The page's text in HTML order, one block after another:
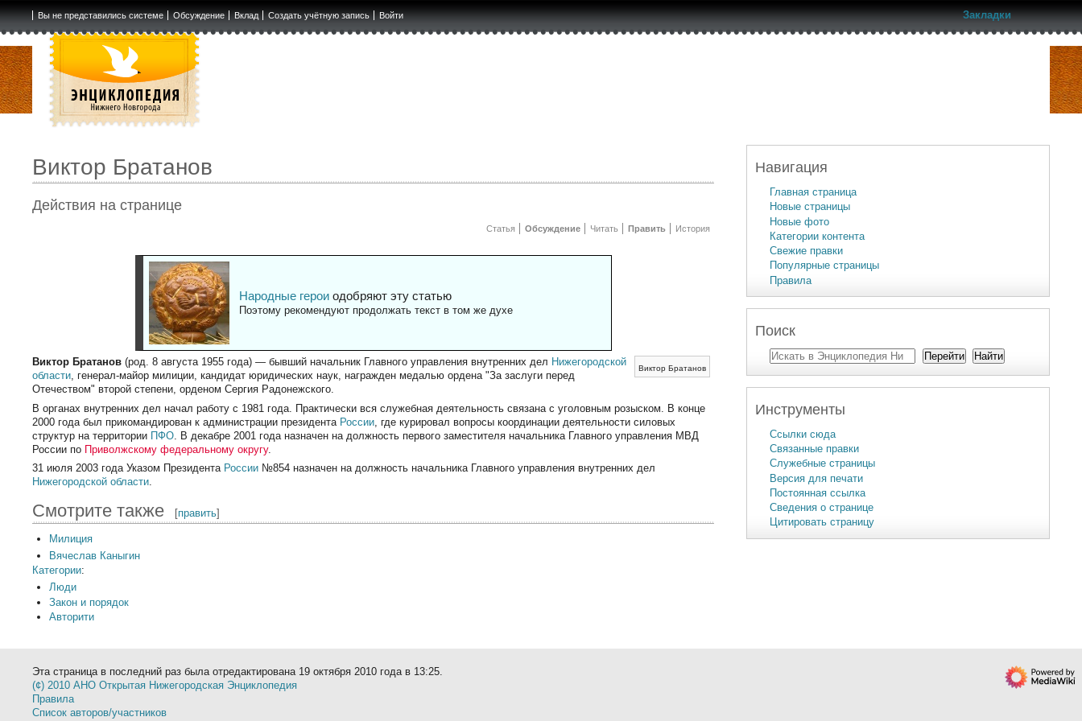
Вы не представились системе Обсуждение Вклад Создать учётную запись Войти Закладки
Виктор Братанов
Действия на странице
Статья Обсуждение Читать Править История
Народные героиодобряют эту статью
Поэтому рекомендуют продолжать текст в том же духе
Виктор Братанов
Виктор Братанов (род. 8 августа 1955 года) — бывший начальник Главного управления внутренних дел Нижегородской
области, генерал-майор милиции, кандидат юридических наук, награжден медалью ордена "За заслуги перед
Отечеством" второй степени, орденом Сергия Радонежского.
В органах внутренних дел начал работу с 1981 года. Практически вся служебная деятельность связана с уголовным розыском. В конце
2000 года был прикомандирован к администрации президента России , где курировал вопросы координации деятельности силовых
структур на территории ПФО . В декабре 2001 года назначен на должность первого заместителя начальника Главного управления МВД
России по Приволжскому федеральному округу.
31 июля 2003 года Указом Президента России №854 назначен на должность начальника Главного управления внутренних дел
Нижегородской области.
Смотрите также [править]
Милиция
Вячеслав Каныгин
Категории:
Люди
Закон и порядок
Авторити
Навигация
Главная страница
Новые страницы
Новые фото
Категории контента
Свежие правки
Популярные страницы
Правила
Поиск
Инструменты
Ссылки сюда
Связанные правки
Служебные страницы
Версия для печати
Постоянная ссылка
Сведения о странице
Цитировать страницу
Эта страница в последний раз была отредактирована 19 октября 2010 года в 13:25.
(¢) 2010 АНО Открытая Нижегородская Энциклопедия
Правила
Список авторов/участников